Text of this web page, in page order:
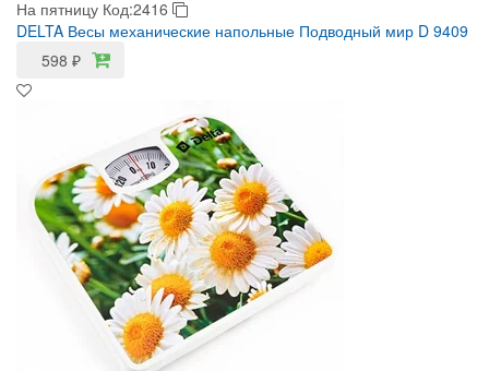
На пятницу Код:2416
DELTA Весы механические напольные Подводный мир D 9409
598 ₽